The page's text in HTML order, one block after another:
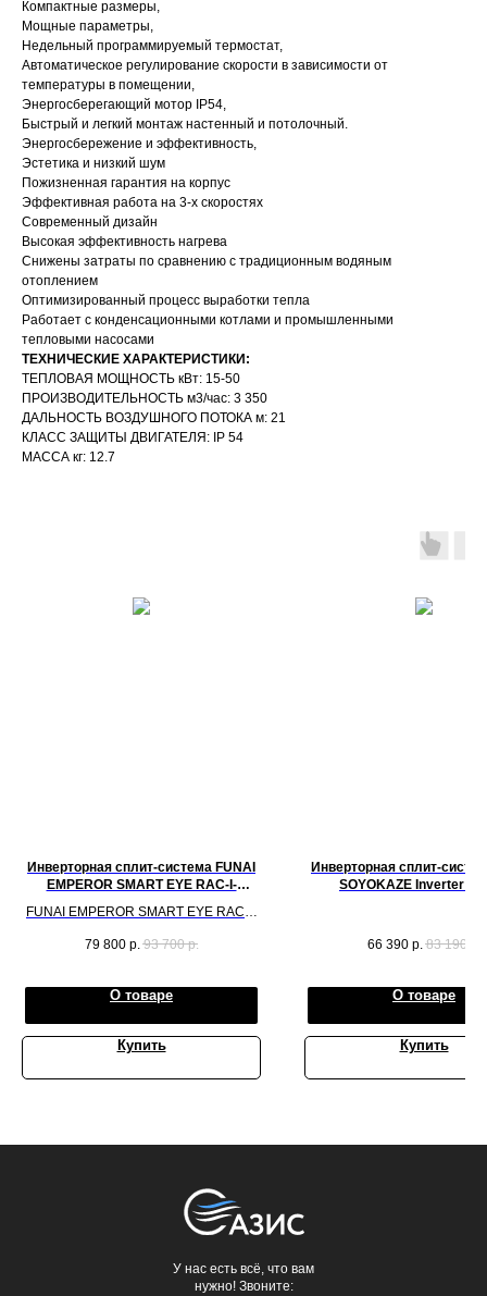
Компактные размеры,
Мощные параметры,
Недельный программируемый термостат,
Автоматическое регулирование скорости в зависимости от
температуры в помещении,
Энергосберегающий мотор IP54,
Быстрый и легкий монтаж настенный и потолочный.
Энергосбережение и эффективность,
Эстетика и низкий шум
Пожизненная гарантия на корпус
Эффективная работа на 3-х скоростях
Современный дизайн
Высокая эффективность нагрева
Снижены затраты по сравнению с традиционным водяным
отоплением
Оптимизированный процесс выработки тепла
Работает с конденсационными котлами и промышленными
тепловыми насосами
ТЕХНИЧЕСКИЕ ХАРАКТЕРИСТИКИ:
ТЕПЛОВАЯ МОЩНОСТЬ кВт: 15-50
ПРОИЗВОДИТЕЛЬНОСТЬ м3/час: 3 350
ДАЛЬНОСТЬ ВОЗДУШНОГО ПОТОКА м: 21
КЛАСС ЗАЩИТЫ ДВИГАТЕЛЯ: IP 54
МАССА кг: 12.7
Инверторная сплит-система FUNAI
EMPEROR SMART EYE RAC-I-
FUNAI EMPEROR SMART EYE RAC-I-
площадь до 25 кв.м.
79 800 р. 93 700 р.
О товаре
Купить
Инверторная сплит-
SOYOKAZE Inverter
66 390 р. 83 190
О товаре
Купить
У нас есть всё, что вам
нужно! Звоните: